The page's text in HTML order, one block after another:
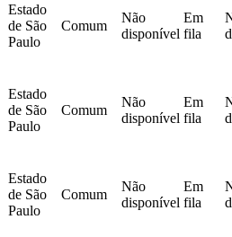
Estado
de São
Paulo
Comum
Não
disponível
Em
fila
Estado
de São
Paulo
Comum
Não
disponível
Em
fila
Estado
de São
Paulo
Comum
Não
disponível
Em
fila